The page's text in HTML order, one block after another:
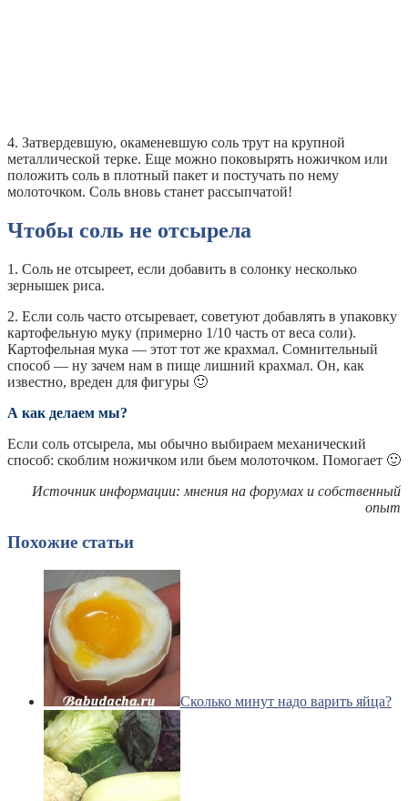
4. Затвердевшую, окаменевшую соль трут на крупной
металлической терке. Еще можно поковырять ножичком или
положить соль в плотный пакет и постучать по нему
молоточком. Соль вновь станет рассыпчатой!
Чтобы соль не отсырела
1. Соль не отсыреет, если добавить в солонку несколько
зернышек риса.
2. Если соль часто отсыревает, советуют добавлять в упаковку
картофельную муку (примерно 1/10 часть от веса соли).
Картофельная мука — этот тот же крахмал. Сомнительный
способ — ну зачем нам в пище лишний крахмал. Он, как
известно, вреден для фигуры 🙂
А как делаем мы?
Если соль отсырела, мы обычно выбираем механический
способ: скоблим ножичком или бьем молоточком. Помогает 🙂
Источник информации: мнения на форумах и собственный
опыт
Похожие статьи
Сколько минут надо варить яйца?